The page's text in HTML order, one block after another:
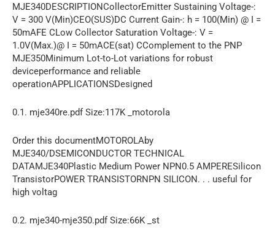
MJE340DESCRIPTIONCollectorEmitter Sustaining Voltage-:
V = 300 V(Min)CEO(SUS)DC Current Gain-: h = 100(Min) @ I =
50mAFE CLow Collector Saturation Voltage-: V =
1.0V(Max.)@ I = 50mACE(sat) CComplement to the PNP
MJE350Minimum Lot-to-Lot variations for robust
deviceperformance and reliable
operationAPPLICATIONSDesigned
0.1. mje340re.pdf Size:117K _motorola
Order this documentMOTOROLAby
MJE340/DSEMICONDUCTOR TECHNICAL
DATAMJE340Plastic Medium Power NPN0.5 AMPERESilicon
TransistorPOWER TRANSISTORNPN SILICON. . . useful for
high voltag
0.2. mje340-mje350.pdf Size:66K _st